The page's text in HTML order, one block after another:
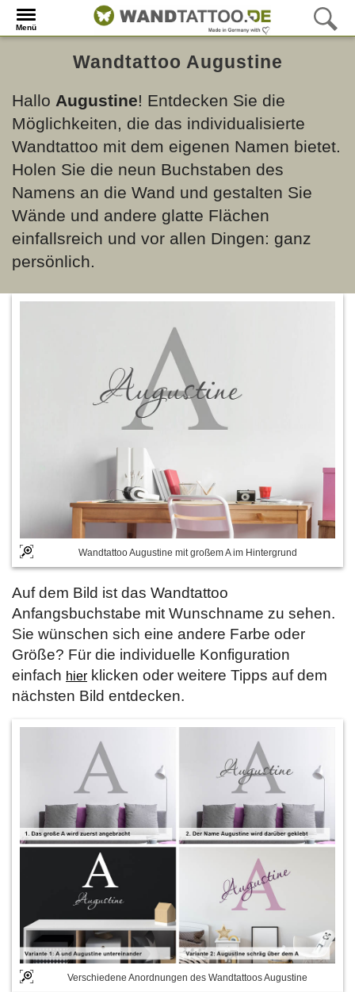
Menü
Wandtattoo Augustine
Hallo Augustine! Entdecken Sie die
Möglichkeiten, die das individualisierte
Wandtattoo mit dem eigenen Namen bietet.
Holen Sie die neun Buchstaben des
Namens an die Wand und gestalten Sie
Wände und andere glatte Flächen
einfallsreich und vor allen Dingen: ganz
persönlich.
Wandtattoo Augustine mit großem A im Hintergrund
Auf dem Bild ist das Wandtattoo
Anfangsbuchstabe mit Wunschname zu sehen.
Sie wünschen sich eine andere Farbe oder
Größe? Für die individuelle Konfiguration
einfach hier klicken oder weitere Tipps auf dem
nächsten Bild entdecken.
Verschiedene Anordnungen des Wandtattoos Augustine